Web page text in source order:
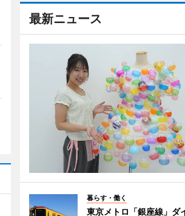
最新ニュース
暮らす・働く
東京メトロ「銀座線」ダ